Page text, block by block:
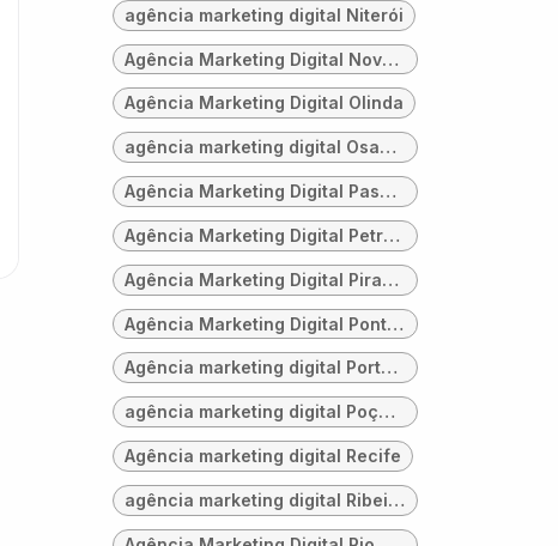
agência marketing digital Niterói
Agência Marketing Digital Novo Hamburgo
Agência Marketing Digital Olinda
agência marketing digital Osasco
Agência Marketing Digital Passo Fundo
Agência Marketing Digital Petrolina
Agência Marketing Digital Piracicaba
Agência Marketing Digital Ponta Grossa
Agência marketing digital Porto Alegre
agência marketing digital Poços Caldas
Agência marketing digital Recife
agência marketing digital Ribeirão Preto